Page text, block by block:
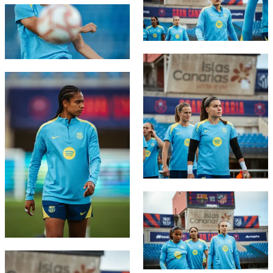
FC Barcelona club badge
FC Barcelona club badge
FC Barcelona club badge
FC Barcelona club badge
FC Barcelona club badge